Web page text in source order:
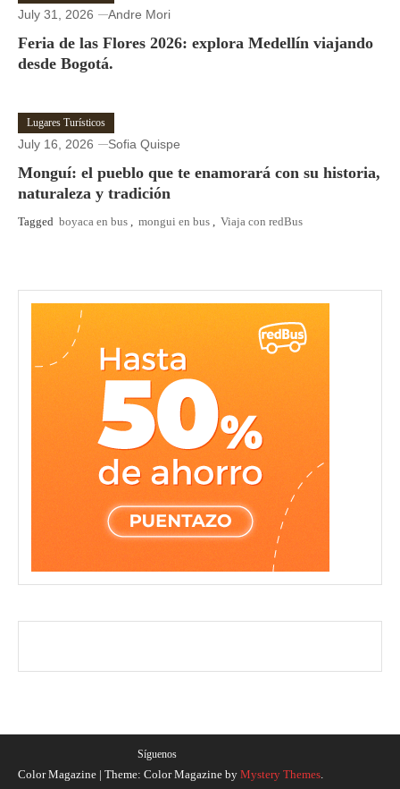
July 31, 2026 Andre Mori
Feria de las Flores 2026: explora Medellín viajando
desde Bogotá.
Lugares Turísticos
July 16, 2026 Sofia Quispe
Monguí: el pueblo que te enamorará con su historia,
naturaleza y tradición
Tagged boyaca en bus , mongui en bus , Viaja con redBus
Síguenos
Color Magazine | Theme: Color Magazine by Mystery Themes.